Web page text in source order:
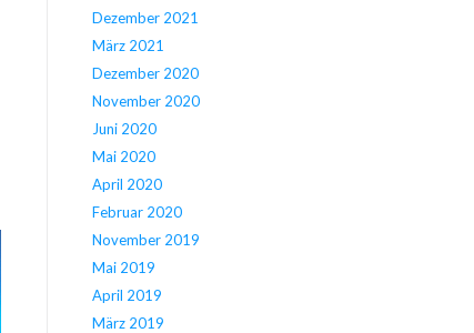
Dezember 2021
März 2021
Dezember 2020
November 2020
Juni 2020
Mai 2020
April 2020
Februar 2020
November 2019
Mai 2019
April 2019
März 2019